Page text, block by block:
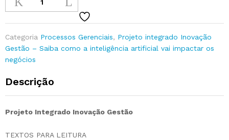
Categoria Processos Gerenciais, Projeto integrado Inovação
Gestão – Saiba como a inteligência artificial vai impactar os
negócios
Descrição
Projeto Integrado Inovação Gestão
TEXTOS PARA LEITURA